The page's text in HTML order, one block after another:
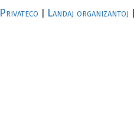
Privateco Landaj organizantoj